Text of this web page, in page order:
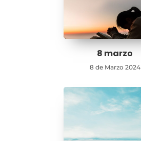
8 marzo
8 de Marzo 2024